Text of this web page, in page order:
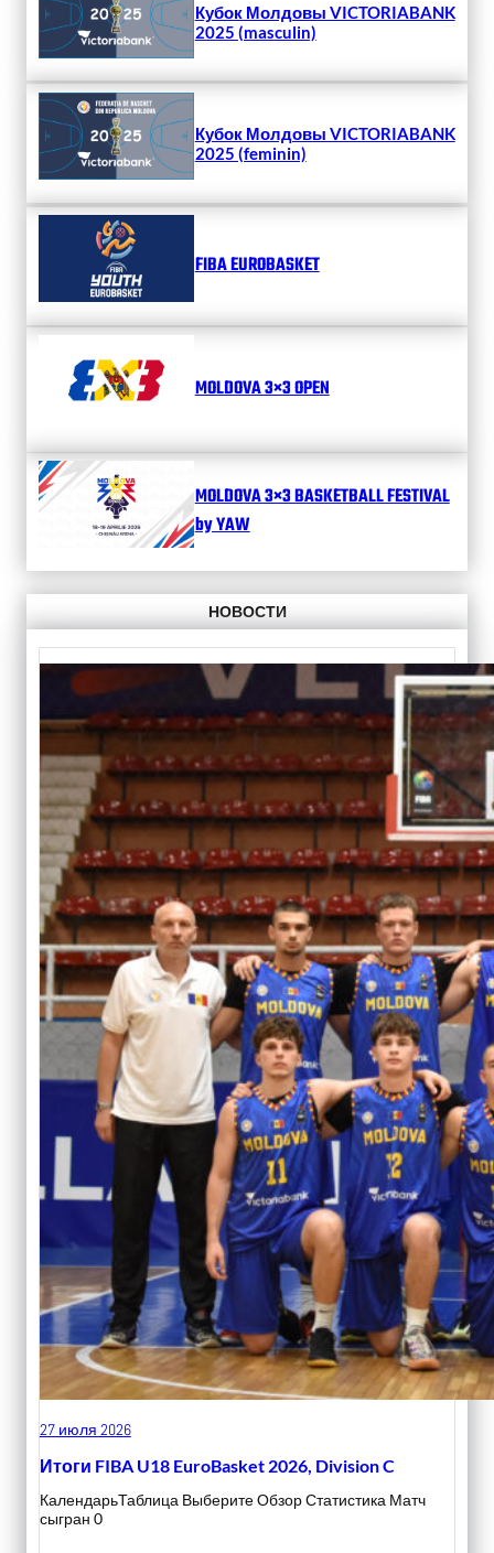
Кубок Молдовы VICTORIABANK
2025 (masculin)
Кубок Молдовы VICTORIABANK
2025 (feminin)
FIBA EUROBASKET
MOLDOVA 3×3 OPEN
MOLDOVA 3×3 BASKETBALL FESTIVAL
by YAW
НОВОСТИ
27 июля 2026
Итоги FIBA U18 EuroBasket 2026, Division C
КалендарьТаблица Выберите Обзор Статистика Матч
сыгран 0